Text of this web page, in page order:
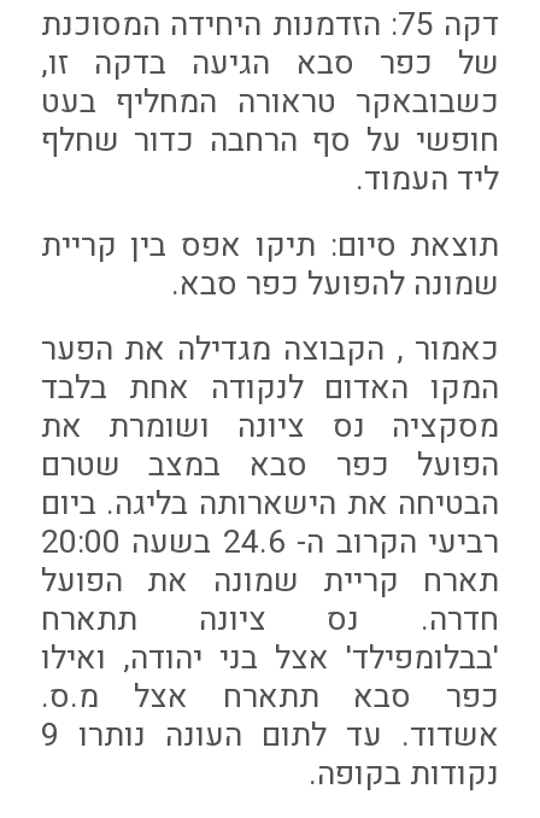
דקה 75: הזדמנות היחידה המסוכנת
של כפר סבא הגיעה בדקה זו,
כשבובאקר טראורה המחליף בעט
חופשי על סף הרחבה כדור שחלף
ליד העמוד.
תוצאת סיום: תיקו אפס בין קריית
שמונה להפועל כפר סבא.
כאמור , הקבוצה מגדילה את הפער
המקו האדום לנקודה אחת בלבד
מסקציה נס ציונה ושומרת את
הפועל כפר סבא במצב שטרם
הבטיחה את הישארותה בליגה. ביום
רביעי הקרוב ה- 24.6 בשעה 20:00
תארח קריית שמונה את הפועל
חדרה. נס ציונה תתארח
'בבלומפילד' אצל בני יהודה, ואילו
כפר סבא תתארח אצל מ.ס.
אשדוד. עד לתום העונה נותרו 9
נקודות בקופה.